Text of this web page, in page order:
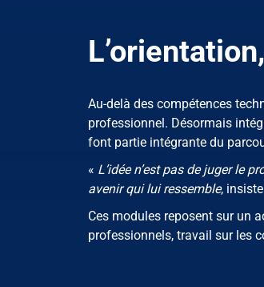
Au-delà des compétences
professionnel. Désormais
font partie intégrante du
« L’idée n’est pas de juger le
avenir qui lui ressemble,
Ces modules reposent sur un
professionnels, travail sur les